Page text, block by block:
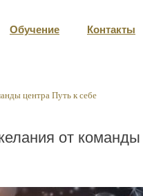
Обучение Контакты
центра Путь к себе
от команды